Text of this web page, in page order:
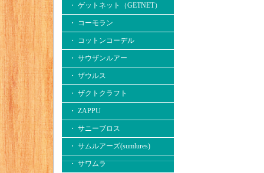
・ ゲットネット（GETNET）
・ コーモラン
・ コットンコーデル
・ サウザンルアー
・ ザウルス
・ ザクトクラフト
・ ZAPPU
・ サニーブロス
・ サムルアーズ(sumlures)
・ サワムラ